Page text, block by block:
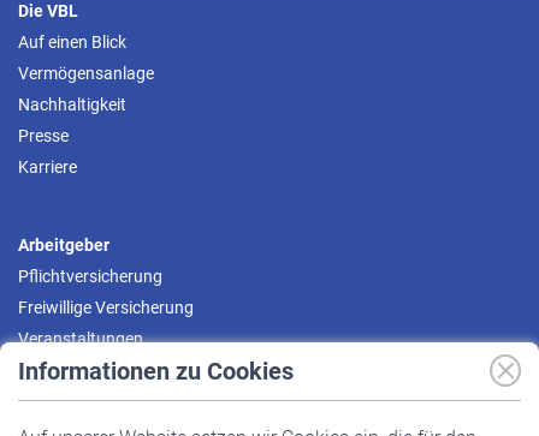
Informationen zu Cookies
Die VBL
Auf einen Blick
Vermögensanlage
Nachhaltigkeit
Presse
Karriere
Arbeitgeber
Pflichtversicherung
Freiwillige Versicherung
Veranstaltungen